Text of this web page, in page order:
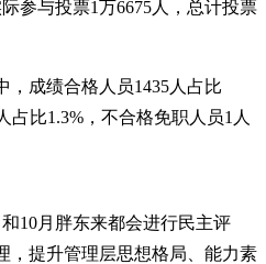
参与投票1万6675人，总计投票
，成绩合格人员1435人占比
占比1.3%，不合格免职人员1人
10月胖东来都会进行民主评
，提升管理层思想格局、能力素